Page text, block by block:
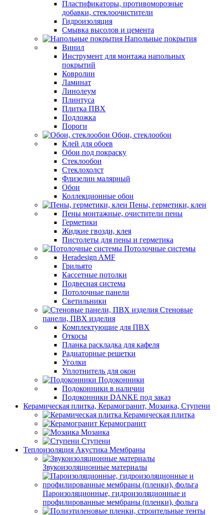
Пластификаторы, противоморозные
добавки, стеклоочистители
Гидроизоляция
Смывка высолов и цемента
Напольные покрытия
Винил
Инструмент для монтажа напольных
покрытий
Ковролин
Ламинат
Линолеум
Плинтуса
Плитка ПВХ
Подложка
Пороги
Обои, стеклообои
Клей для обоев
Обои под покраску
Стеклообои
Стеклохолст
Флизелин малярный
Обои
Коллекционные обои
Пены, герметики, клеи
Пены монтажные, очистители пены
Герметики
Жидкие гвозди, клея
Пистолеты для пены и герметика
Потолочные системы
Heradesign AMF
Грильято
Кассетные потолки
Подвесная система
Потолочные панели
Светильники
Стеновые
панели, ПВХ изделия
Комплектующие для ПВХ
Откосы
Планка раскладка для кафеля
Радиаторные решетки
Уголки
Уплотнитель для окон
Подоконники
Подоконники в наличии
Подоконники DANKE под заказ
Керамическая плитка, Керамогранит, Мозаика, Ступени
Керамическая плитка
Керамогранит
Мозаика
Ступени
Теплоизоляция Акустика Мембраны
Звукоизоляционные материалы
Пароизоляционные, гидроизоляционные и
профилированные мембраны (пленки), фольга